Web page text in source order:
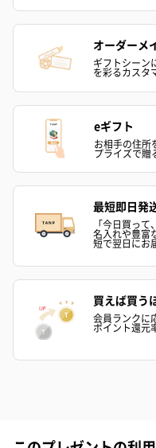
スイーツを同梱してお届け
です。
ゼリーバウム カット
（レモン＆紅茶）（432
スキンケアグッズ
スキンケアグッズを同梱し
オーダーメ
ギフトシーン
を彩るカスタ
eギフト
お相手の住所
プライズで贈
最短即日発
「今日買って
名入れや豊富
短で翌日にお
買えば買う
会員ランクに
ポイント還元